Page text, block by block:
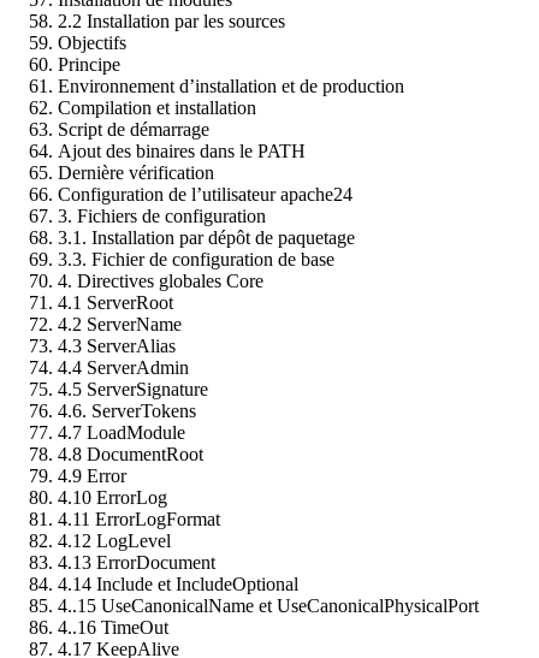
2.2 Installation par les sources
Objectifs
Principe
Environnement d’installation et de production
Compilation et installation
Script de démarrage
Ajout des binaires dans le PATH
Dernière vérification
Configuration de l’utilisateur apache24
3. Fichiers de configuration
3.1. Installation par dépôt de paquetage
3.3. Fichier de configuration de base
4. Directives globales Core
4.1 ServerRoot
4.2 ServerName
4.3 ServerAlias
4.4 ServerAdmin
4.5 ServerSignature
4.6. ServerTokens
4.7 LoadModule
4.8 DocumentRoot
4.9 Error
4.10 ErrorLog
4.11 ErrorLogFormat
4.12 LogLevel
4.13 ErrorDocument
4.14 Include et IncludeOptional
4..15 UseCanonicalName et UseCanonicalPhysicalPort
4..16 TimeOut
4.17 KeepAlive